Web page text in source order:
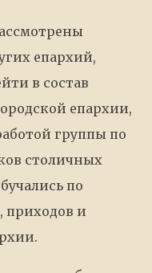
епархий,
в состав
епархии,
группы по
столичных
по
приходов и